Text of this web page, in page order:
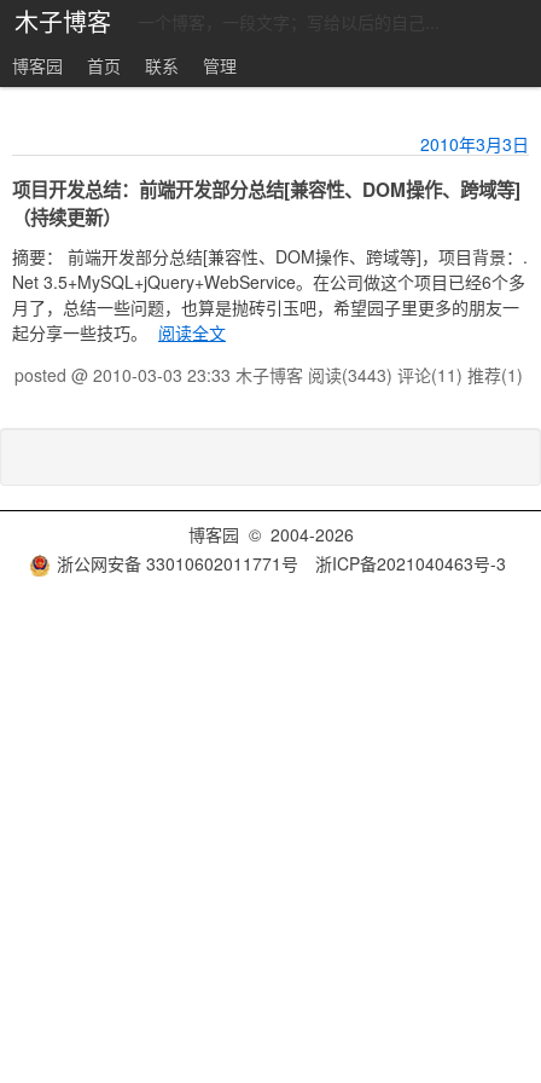
木子博客
博客园
首页 联系 管理
2010年3月3日
项目开发总结：前端开发部分总结[兼容性、DOM操作、跨域等]
（持续更新）
摘要： 前端开发部分总结[兼容性、DOM操作、跨域等]，项目背景：.
Net 3.5+MySQL+jQuery+WebService。在公司做这个项目已经6个多
月了，总结一些问题，也算是抛砖引玉吧，希望园子里更多的朋友一
起分享一些技巧。
阅读全文
posted @ 2010-03-03 23:33 木子博客 阅读(3443) 评论(11) 推荐(1)
博客园 © 2004-2026
浙公网安备 33010602011771号
浙ICP备2021040463号-3